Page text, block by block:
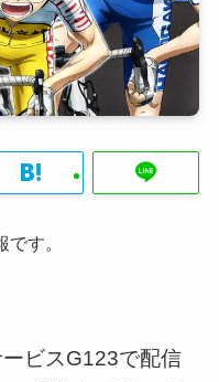
す。
ビスG123で配信